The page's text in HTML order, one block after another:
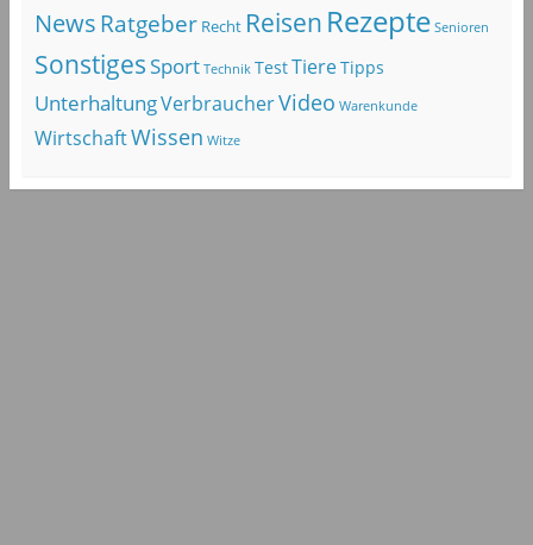
NewsRatgeber Recht Reisen Rezepte Senioren
SonstigesSport Technik TestTiereTipps
UnterhaltungVerbraucherVideo Warenkunde
WirtschaftWissen Witze